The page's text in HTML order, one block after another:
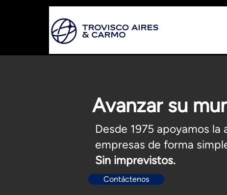
Avanzar su
Desde 1975 apoyamos
empresas de forma
Sin imprevistos.
Contáctenos